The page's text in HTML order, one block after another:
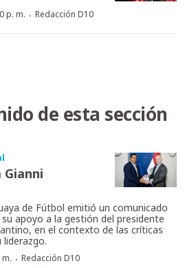
p. m. · Redacción D10
de esta sección
Gianni
de Fútbol emitió un comunicado
apoyo a la gestión del presidente
en el contexto de las críticas
liderazgo.
· Redacción D10